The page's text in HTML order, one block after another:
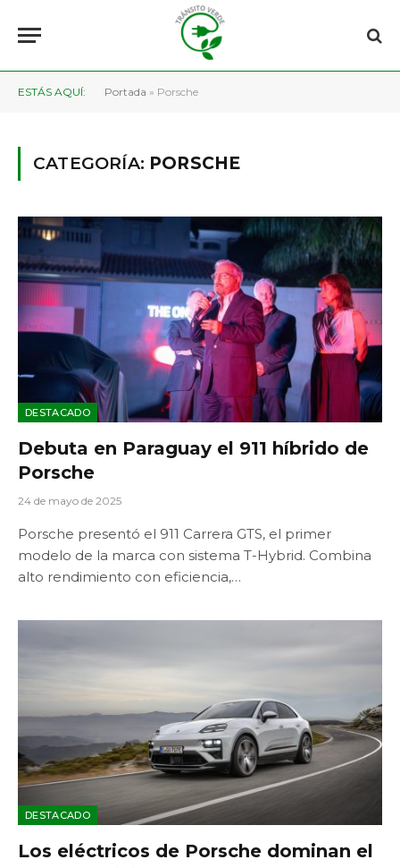
ESTÁS AQUÍ: Portada » Porsche
CATEGORÍA: PORSCHE
DESTACADO
Debuta en Paraguay el 911 híbrido de
Porsche
24 de mayo de 2025
Porsche presentó el 911 Carrera GTS, el primer
modelo de la marca con sistema T-Hybrid. Combina
alto rendimiento con eficiencia,…
DESTACADO
Los eléctricos de Porsche dominan el